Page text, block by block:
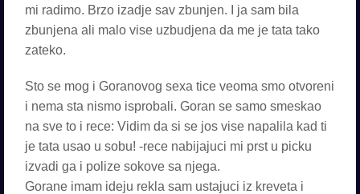
mi radimo. Brzo izadje sav zbunjen. I ja sam bila
zbunjena ali malo vise uzbudjena da me je tata tako
zateko.
Sto se mog i Goranovog sexa tice veoma smo otvoreni
i nema sta nismo isprobali. Goran se samo smeskao
na sve to i rece: Vidim da si se jos vise napalila kad ti
je tata usao u sobu! -rece nabijajuci mi prst u picku
izvadi ga i polize sokove sa njega.
Gorane imam ideju rekla sam ustajuci iz kreveta i